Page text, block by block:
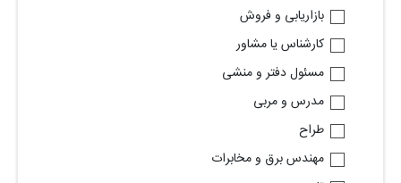
بازاریابی و فروش
کارشناس یا مشاور
مسئول دفتر و منشی
مدرس و مربی
طراح
مهندس برق و مخابرات